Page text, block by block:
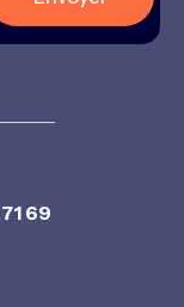
69